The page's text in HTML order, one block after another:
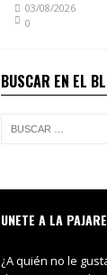
03/08/2026
0
BUSCAR EN EL
UNETE A LA
¿A quién no le